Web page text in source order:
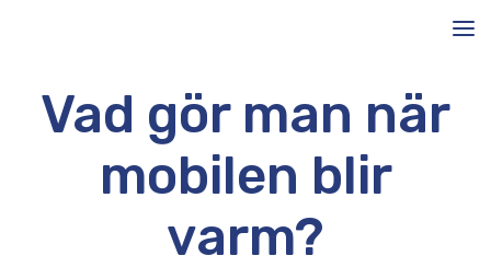
Vad gör man när
mobilen blir
varm?